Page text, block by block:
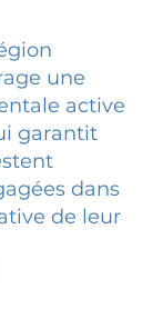
une
active
garantit
dans
de leur